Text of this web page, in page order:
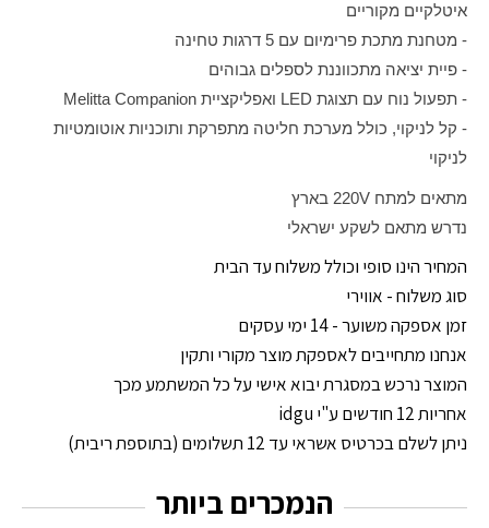
איטלקיים מקוריים
- מטחנת מתכת פרימיום עם 5 דרגות טחינה
- פיית יציאה מתכווננת לספלים גבוהים
- תפעול נוח עם תצוגת LED ואפליקציית Melitta Companion
- קל לניקוי, כולל מערכת חליטה מתפרקת ותוכניות אוטומטיות
לניקוי
מתאים למתח 220V בארץ
נדרש מתאם לשקע ישראלי
המחיר הינו סופי וכולל משלוח עד הבית
סוג משלוח - אווירי
זמן אספקה משוער - 14 ימי עסקים
אנחנו מתחייבים לאספקת מוצר מקורי ותקין
המוצר נרכש במסגרת יבוא אישי על כל המשתמע מכך
אחריות 12 חודשים ע"י idgu
ניתן לשלם בכרטיס אשראי עד 12 תשלומים (בתוספת ריבית)
הנמכרים ביותר